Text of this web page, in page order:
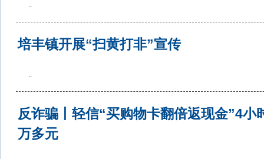
..
培丰镇开展“扫黄打非”宣传
..
反诈骗丨轻信“买购物卡翻倍返现金”4小
万多元